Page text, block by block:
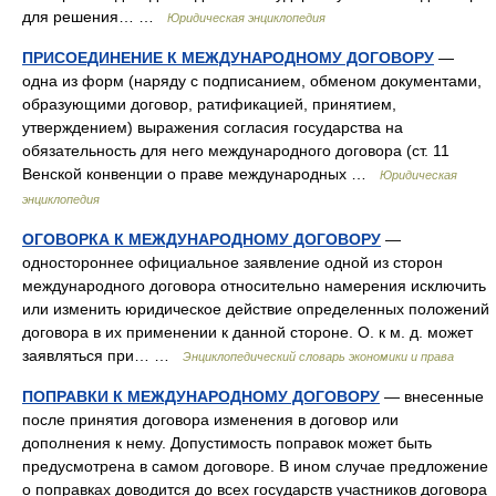
для решения… …
Юридическая энциклопедия
ПРИСОЕДИНЕНИЕ К МЕЖДУНАРОДНОМУ ДОГОВОРУ —
одна из форм (наряду с подписанием, обменом документами,
образующими договор, ратификацией, принятием,
утверждением) выражения согласия государства на
обязательность для него международного договора (ст. 11
Венской конвенции о праве международных …
Юридическая
энциклопедия
ОГОВОРКА К МЕЖДУНАРОДНОМУ ДОГОВОРУ —
одностороннее официальное заявление одной из сторон
международного договора относительно намерения исключить
или изменить юридическое действие определенных положений
договора в их применении к данной стороне. О. к м. д. может
заявляться при… …
Энциклопедический словарь экономики и права
ПОПРАВКИ К МЕЖДУНАРОДНОМУ ДОГОВОРУ — внесенные
после принятия договора изменения в договор или
дополнения к нему. Допустимость поправок может быть
предусмотрена в самом договоре. В ином случае предложение
о поправках доводится до всех государств участников договора